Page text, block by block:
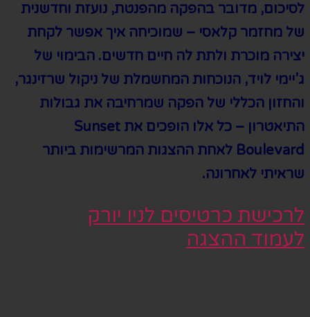
לסיכום, מדובר בהפקה מהפנטת, נועזת וחדשנית
של מחזמר קלאסי – שמוכיחה איך אפשר לקחת
יצירה מוכרת ולתת לה חיים חדשים. הבימוי של
ג’יימי לויד, הנוכחות המחשמלת של ניקול שרזינגר,
והחזון הכללי של הפקה שמרחיבה את גבולות
התיאטרון – כל אלו הופכים את Sunset
Boulevard לאחת ההצגות המרשימות ביותר
שראיתי לאחרונה.
לרכישת כרטיסים לניו יורק
לעמוד ההצגה